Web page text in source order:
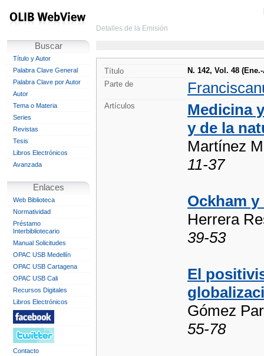
Buscar
Título y Autor
Palabra Clave General
Palabra Clave por Autor
Autor
Tema o Materia
Series
Revistas
Tesis
Libros Electrónicos
Avanzada
Enlaces
Web Biblioteca
Normatividad
Préstamo
Interbibliotecario
Manual Solicitudes
OPAC USB Medellín
OPAC USB Cartagena
OPAC USB Cali
Recursos Digitales
Libros Electrónicos
Contacto
Detalles de la Emisión
Título
N. 142, Vol. 48
Parte de
Artículos
Medicina
y de la
Martínez
11-37
Ockham
Herrera
39-53
El
Gómez
55-78